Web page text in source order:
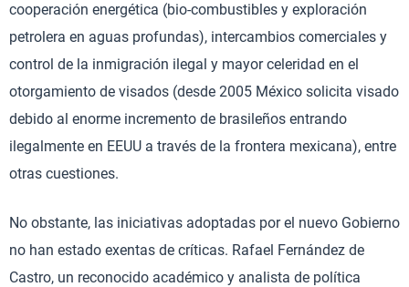
cooperación energética (bio-combustibles y exploración
petrolera en aguas profundas), intercambios comerciales y
control de la inmigración ilegal y mayor celeridad en el
otorgamiento de visados (desde 2005 México solicita visado
debido al enorme incremento de brasileños entrando
ilegalmente en EEUU a través de la frontera mexicana), entre
otras cuestiones.
No obstante, las iniciativas adoptadas por el nuevo Gobierno
no han estado exentas de críticas. Rafael Fernández de
Castro, un reconocido académico y analista de política